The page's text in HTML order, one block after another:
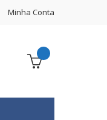
Minha Conta